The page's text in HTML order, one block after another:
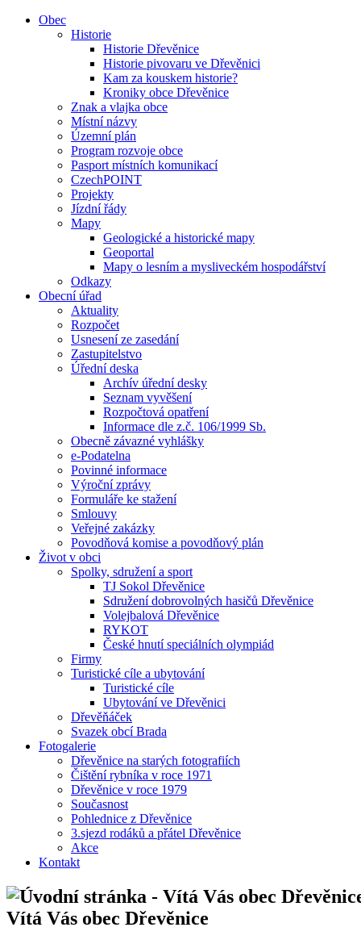
Obec
Historie
Historie Dřevěnice
Historie pivovaru ve Dřevěnici
Kam za kouskem historie?
Kroniky obce Dřevěnice
Znak a vlajka obce
Místní názvy
Územní plán
Program rozvoje obce
Pasport místních komunikací
CzechPOINT
Projekty
Jízdní řády
Mapy
Geologické a historické mapy
Geoportal
Mapy o lesním a mysliveckém hospodářství
Odkazy
Obecní úřad
Aktuality
Rozpočet
Usnesení ze zasedání
Zastupitelstvo
Úřední deska
Archív úřední desky
Seznam vyvěšení
Rozpočtová opatření
Informace dle z.č. 106/1999 Sb.
Obecně závazné vyhlášky
e-Podatelna
Povinné informace
Výroční zprávy
Formuláře ke stažení
Smlouvy
Veřejné zakázky
Povodňová komise a povodňový plán
Život v obci
Spolky, sdružení a sport
TJ Sokol Dřevěnice
Sdružení dobrovolných hasičů Dřevěnice
Volejbalová Dřevěnice
RYKOT
České hnutí speciálních olympiád
Firmy
Turistické cíle a ubytování
Turistické cíle
Ubytování ve Dřevěnici
Dřevěňáček
Svazek obcí Brada
Fotogalerie
Dřevěnice na starých fotografiích
Čištění rybníka v roce 1971
Dřevěnice v roce 1979
Současnost
Pohlednice z Dřevěnice
3.sjezd rodáků a přátel Dřevěnice
Akce
Kontakt
Vítá Vás obec Dřevěnice